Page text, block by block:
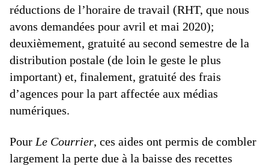
réductions de l’horaire de travail (RHT, que nous
avons demandées pour avril et mai 2020);
deuxièmement, gratuité au second semestre de la
distribution postale (de loin le geste le plus
important) et, finalement, gratuité des frais
d’agences pour la part affectée aux médias
numériques.
Pour Le Courrier, ces aides ont permis de combler
largement la perte due à la baisse des recettes